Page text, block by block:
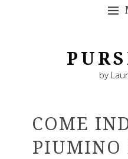
by
COME
PIUMINO